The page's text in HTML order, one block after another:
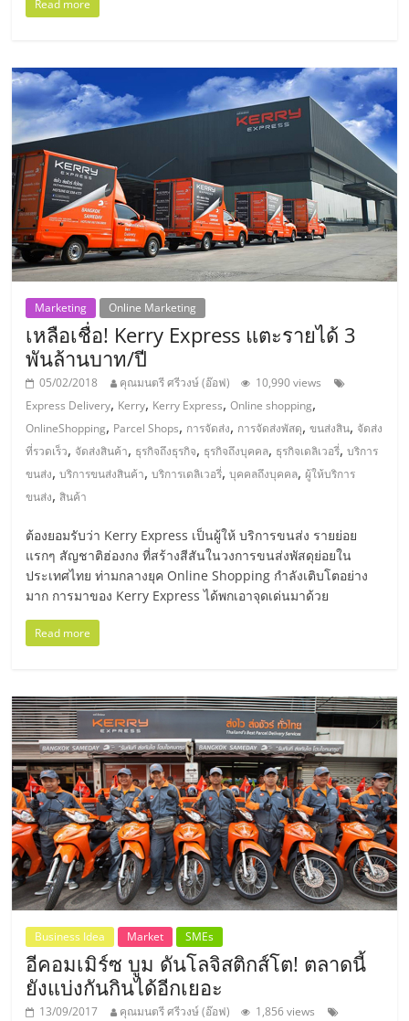
ศูนย์
รวม
แฟ
รน
ไชส์
พร้อม
ทำเล
สำหรับ
เปิด
ร้าน
ปรึกษา
ฟรี,
บริการ
พัฒนา
ระบบ
แฟ
รน
ไชส์"
"ศูนย์
รวม
ข้อมูล
ธุรกิจ
SME
Read more
Marketing Online Marketing
เหลือเชื่อ! Kerry Express แตะรายได้ 3
พันล้านบาท/ปี
05/02/2018 คุณมนตรี ศรีวงษ์ (อ๊อฟ)
10,990 views
Express Delivery, Kerry, Kerry Express,Online shopping,
OnlineShopping, Parcel Shops, การจัดส่ง, การจัดส่งพัสดุ,ขนส่งสิน, จัดส่ง
ที่รวดเร็ว, จัดส่งสินค้า, ธุรกิจถึงธุรกิจ, ธุรกิจถึงบุคคล, ธุรกิจเดลิเวอรี่,บริการ
ขนส่ง,บริการขนส่งสินค้า,บริการเดลิเวอรี่,บุคคลถึงบุคคล,ผู้ให้บริการ
ขนส่ง,สินค้า
ต้องยอมรับว่า Kerry Express เป็นผู้ให้ บริการขนส่ง รายย่อย
แรกๆ สัญชาติฮ่องกง ที่สร้างสีสันในวงการขนส่งพัสดุย่อยใน
ประเทศไทย ท่ามกลางยุค Online Shopping กำลังเติบโตอย่าง
มาก การมาของ Kerry Express ได้พกเอาจุดเด่นมาด้วย
Read more
Business Idea Market SMEs
อีคอมเมิร์ซ บูม ดันโลจิสติกส์โต! ตลาดนี้
ยังแบ่งกันกินได้อีกเยอะ
13/09/2017 คุณมนตรี ศรีวงษ์ (อ๊อฟ)
1,856 views